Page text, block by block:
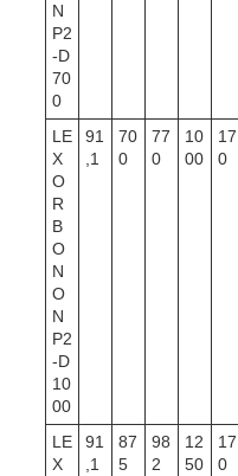
N
P2
-D
70
0
LE
X
O
R
B
O
N
O
N
P2
-D
10
00
91
,1
70
0
77
0
10
00
17
0
LE
X
91
,1
87
5
98
2
12
50
17
0